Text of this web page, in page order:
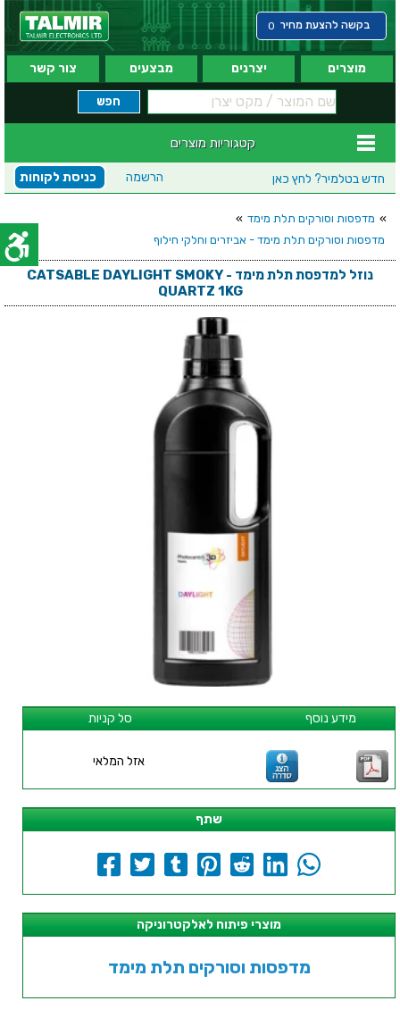
בקשה להצעת מחיר 0
מוצרים יצרנים מבצעים צור קשר
קטגוריות מוצרים
חדש בטלמיר? לחץ כאן כניסת לקוחות הרשמה
» מדפסות וסורקים תלת מימד »
מדפסות וסורקים תלת מימד - אביזרים וחלקי חילוף
נוזל למדפסת תלת מימד - CATSABLE DAYLIGHT SMOKY
QUARTZ 1KG
סל קניות מידע נוסף
אזל המלאי
שתף
מוצרי פיתוח לאלקטרוניקה
מדפסות וסורקים תלת מימד